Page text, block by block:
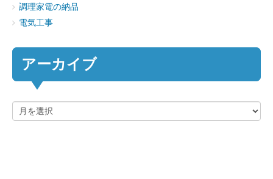
調理家電の納品
電気工事
アーカイブ